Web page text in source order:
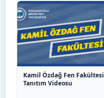
Kamil Özdağ Fen Fakültesi
Tanıtım Videosu